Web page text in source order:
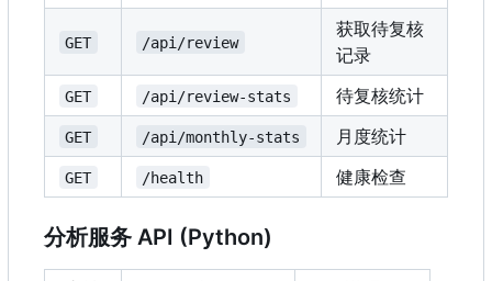
GET /api/review
获取待复核
记录
GET /api/review-stats 待复核统计
GET /api/monthly-stats 月度统计
GET /health 健康检查
分析服务 API (Python)